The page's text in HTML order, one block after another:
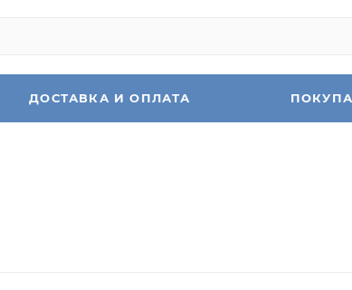
ДОСТАВКА И ОПЛАТА